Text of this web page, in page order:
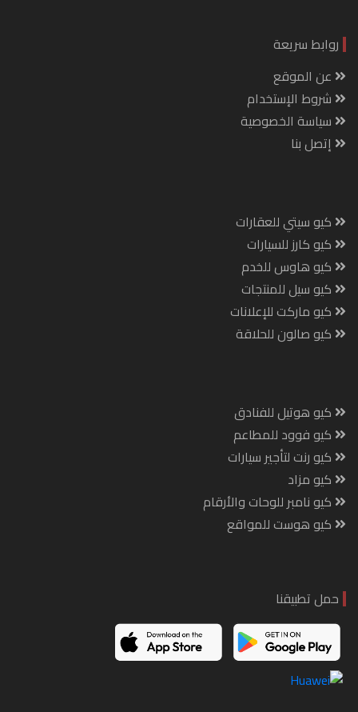
روابط سريعة
عن الموقع
شروط الإستخدام
سياسة الخصوصية
إتصل بنا
كيو سيتي للعقارات
كيو كارز للسيارات
كيو هاوس للخدم
كيو سيل للمنتجات
كيو ماركت للإعلانات
كيو صالون للحلاقة
كيو هوتيل للفنادق
كيو فوود للمطاعم
كيو رنت لتأجير سيارات
كيو مزاد
كيو نامبر للوحات والأرقام
كيو هوست للمواقع
حمل تطبيقنا